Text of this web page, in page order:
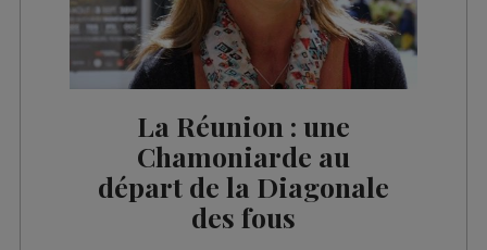
12h03
09h34
09h03
08h32
La Réunion : une
Chamoniarde au
départ de la Diagonale
des fous